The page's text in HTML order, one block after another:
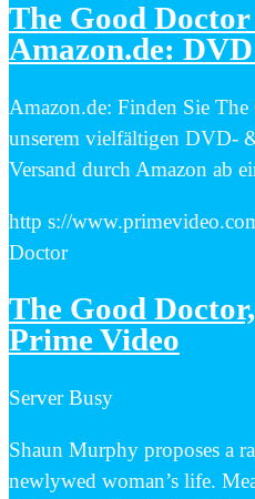
The Good
Amazon.de:
Amazon.de: Finden Sie
unserem vielfältigen DVD-
Versand durch Amazon ab
http s://
Doctor
The Good
Prime Video
Server Busy
Shaun Murphy proposes a
newlywed woman’s life.